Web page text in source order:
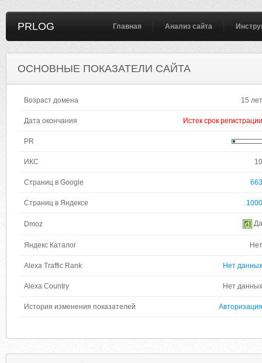
PRLOG Главная Анализ сайта
ОСНОВНЫЕ ПОКАЗАТЕЛИ САЙТА
Возраст домена 15 лет
Дата окончания Истек срок регистрации
PR
ИКС 10
Страниц в Google 663
Страниц в Яндексе 1000
Dmoz Да
Яндекс Каталог Нет
Alexa Traffic Rank Нет данных
Alexa Country Нет данных
История изменения показателей Авторизация